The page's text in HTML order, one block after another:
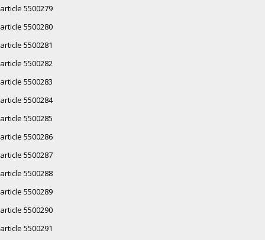
article 5500279
article 5500280
article 5500281
article 5500282
article 5500283
article 5500284
article 5500285
article 5500286
article 5500287
article 5500288
article 5500289
article 5500290
article 5500291